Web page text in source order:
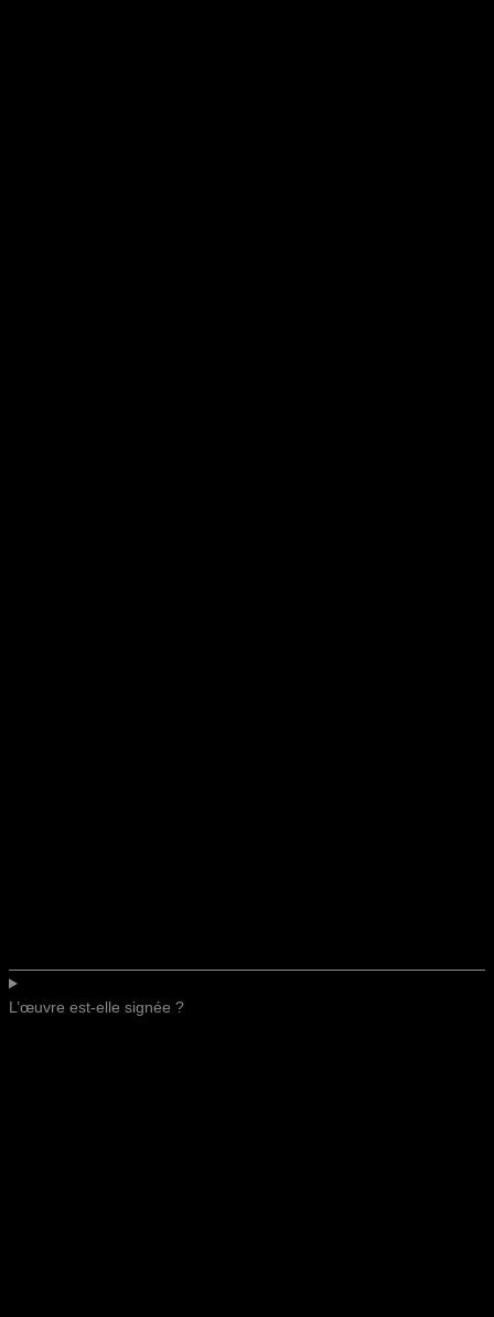
L’œuvre est-elle signée ?